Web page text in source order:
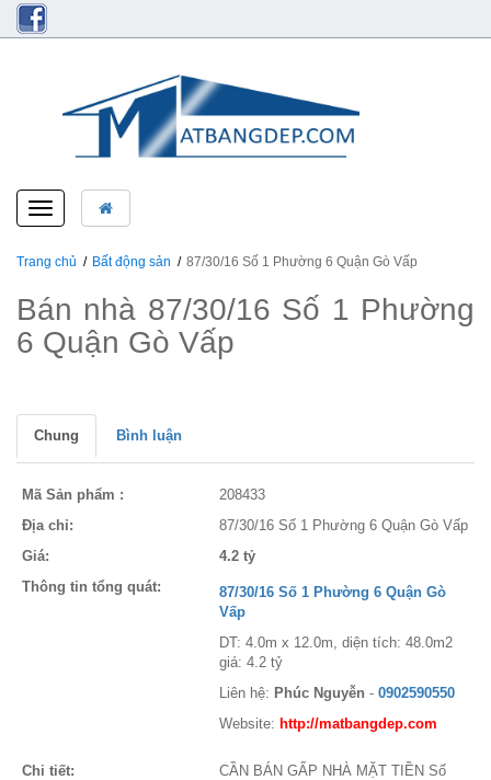
Toggle
navigation
Trang chủ Bất động sản 87/30/16 Số 1 Phường 6 Quận Gò Vấp
Bán nhà 87/30/16 Số 1 Phường
6 Quận Gò Vấp
Chung Bình luận
Mã Sản phẩm :
208433
Địa chỉ:
87/30/16 Số 1 Phường 6 Quận Gò Vấp
Giá:
4.2 tỷ
Thông tin tổng quát:
87/30/16 Số 1 Phường 6 Quận Gò
Vấp
DT: 4.0m x 12.0m, diện tích: 48.0m2
giá: 4.2 tỷ
Liên hệ: Phúc Nguyễn - 0902590550
Website: http://matbangdep.com
Chi tiết:
CẦN BÁN GẤP NHÀ MẶT TIỀN Số